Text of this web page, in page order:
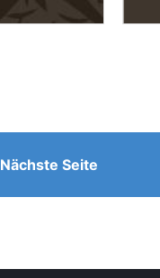
Nächste Seite